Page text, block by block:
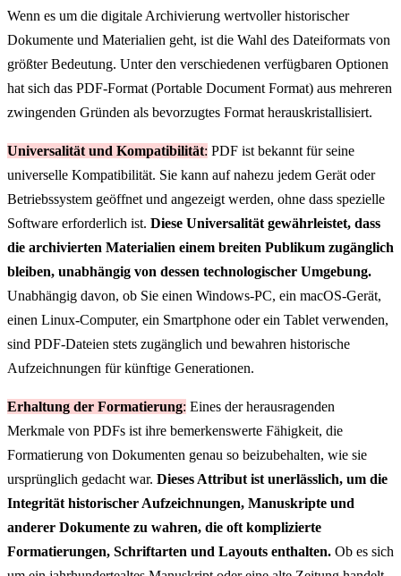
Wenn es um die digitale Archivierung wertvoller historischer
Dokumente und Materialien geht, ist die Wahl des Dateiformats von
größter Bedeutung. Unter den verschiedenen verfügbaren Optionen
hat sich das PDF-Format (Portable Document Format) aus mehreren
zwingenden Gründen als bevorzugtes Format herauskristallisiert.
Universalität und Kompatibilität: PDF ist bekannt für seine
universelle Kompatibilität. Sie kann auf nahezu jedem Gerät oder
Betriebssystem geöffnet und angezeigt werden, ohne dass spezielle
Software erforderlich ist. Diese Universalität gewährleistet, dass
die archivierten Materialien einem breiten Publikum zugänglich
bleiben, unabhängig von dessen technologischer Umgebung.
Unabhängig davon, ob Sie einen Windows-PC, ein macOS-Gerät,
einen Linux-Computer, ein Smartphone oder ein Tablet verwenden,
sind PDF-Dateien stets zugänglich und bewahren historische
Aufzeichnungen für künftige Generationen.
Erhaltung der Formatierung: Eines der herausragenden
Merkmale von PDFs ist ihre bemerkenswerte Fähigkeit, die
Formatierung von Dokumenten genau so beizubehalten, wie sie
ursprünglich gedacht war. Dieses Attribut ist unerlässlich, um die
Integrität historischer Aufzeichnungen, Manuskripte und
anderer Dokumente zu wahren, die oft komplizierte
Formatierungen, Schriftarten und Layouts enthalten. Ob es sich